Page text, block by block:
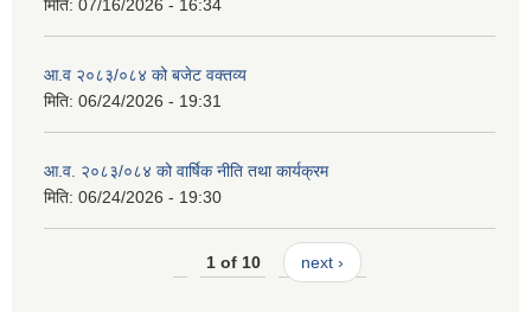
मिति: 07/16/2026 - 16:34
आ.व २०८३/०८४ को बजेट वक्तव्य
मिति: 06/24/2026 - 19:31
आ.व. २०८३/०८४ को वार्षिक नीति तथा कार्यक्रम
मिति: 06/24/2026 - 19:30
1 of 10 next ›